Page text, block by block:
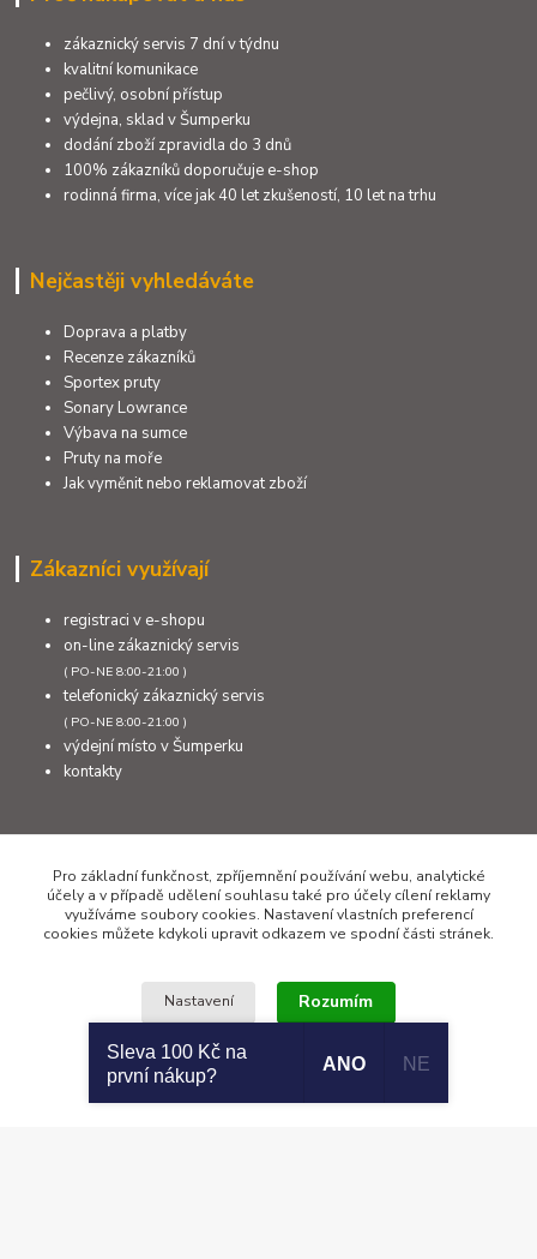
zákaznický servis 7 dní v týdnu
kvalitní komunikace
pečlivý, osobní přístup
výdejna, sklad v Šumperku
dodání zboží zpravidla do 3 dnů
100% zákazníků doporučuje e-shop
rodinná firma, více jak 40 let zkušeností, 10 let na trhu
Nejčastěji vyhledáváte
Doprava a platby
Recenze zákazníků
Sportex pruty
Sonary Lowrance
Výbava na sumce
Pruty na moře
Jak vyměnit nebo reklamovat zboží
Zákazníci využívají
registraci v e-shopu
on-line zákaznický servis
( PO-NE 8:00-21:00 )
telefonický zákaznický servis
( PO-NE 8:00-21:00 )
výdejní místo v Šumperku
kontakty
Pro základní funkčnost, zpříjemnění používání webu, analytické
účely a v případě udělení souhlasu také pro účely cílení reklamy
využíváme soubory cookies. Nastavení vlastních preferencí
cookies můžete kdykoli upravit odkazem ve spodní části stránek.
Nastavení Rozumím
Souhlas můžete odmítnoutzde
Sleva 100 Kč na
první nákup?
ANO NE